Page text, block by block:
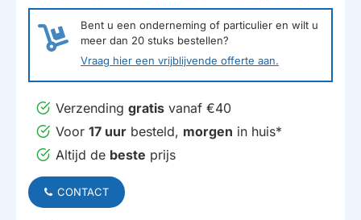
Bent u een onderneming of particulier en wilt u
meer dan 20 stuks bestellen?
Vraag hier een vrijblijvende offerte aan.
Verzending gratis vanaf €40
Voor 17 uur besteld, morgen in huis*
Altijd de beste prijs
CONTACT